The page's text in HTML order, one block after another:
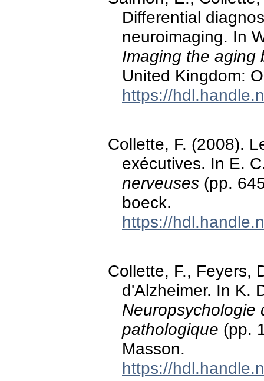
Differential
neuroimaging. In
Imaging the aging
United Kingdom:
https://
Collette, F. (2008).
exécutives. In E.
nerveuses (pp.
boeck.
https://
Collette, F., Feyers,
d'Alzheimer. In K.
Neuropsychologie
pathologique (pp.
Masson.
https://